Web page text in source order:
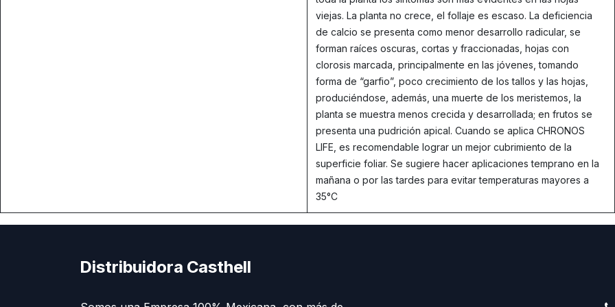
viejas. La planta no crece, el follaje es escaso. La deficiencia
de calcio se presenta como menor desarrollo radicular, se
forman raíces oscuras, cortas y fraccionadas, hojas con
clorosis marcada, principalmente en las jóvenes, tomando
forma de “garfio”, poco crecimiento de los tallos y las hojas,
produciéndose, además, una muerte de los meristemos, la
planta se muestra menos crecida y desarrollada; en frutos se
presenta una pudrición apical. Cuando se aplica CHRONOS
LIFE, es recomendable lograr un mejor cubrimiento de la
superficie foliar. Se sugiere hacer aplicaciones temprano en la
mañana o por las tardes para evitar temperaturas mayores a
35°C
Distribuidora Casthell